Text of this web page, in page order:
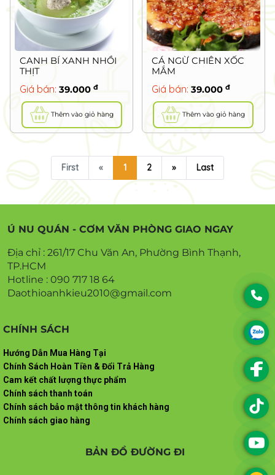
CANH BÍ XANH NHỒI
THỊT
Giá bán:39.000 đ
Thêm vào giỏ hàng
CÁ NGỪ CHIÊN XỐC
MẮM
Giá bán:39.000 đ
Thêm vào giỏ hàng
First « 1 2 » Last
Ú NU QUÁN - CƠM VĂN PHÒNG GIAO NGAY
Địa chỉ : 261/17 Chu Văn An, Phường Bình Thạnh,
TP.HCM
Hotline : 090 717 18 64
Daothioanhkieu2010@gmail.com
CHÍNH SÁCH
Hướng Dẫn Mua Hàng Tại
Chính Sách Hoàn Tiền & Đổi Trả Hàng
Cam kết chất lượng thực phẩm
Chính sách thanh toán
Chính sách bảo mật thông tin khách hàng
Chính sách giao hàng
BẢN ĐỒ ĐƯỜNG ĐI